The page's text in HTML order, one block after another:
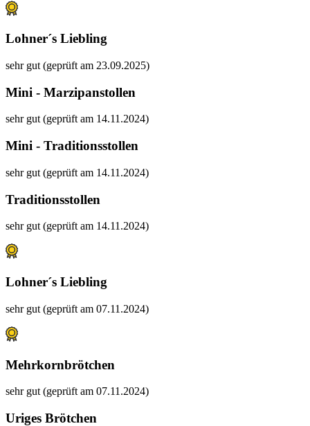
Lohner´s Liebling
sehr gut (geprüft am 23.09.2025)
Mini - Marzipanstollen
sehr gut (geprüft am 14.11.2024)
Mini - Traditionsstollen
sehr gut (geprüft am 14.11.2024)
Traditionsstollen
sehr gut (geprüft am 14.11.2024)
Lohner´s Liebling
sehr gut (geprüft am 07.11.2024)
Mehrkornbrötchen
sehr gut (geprüft am 07.11.2024)
Uriges Brötchen